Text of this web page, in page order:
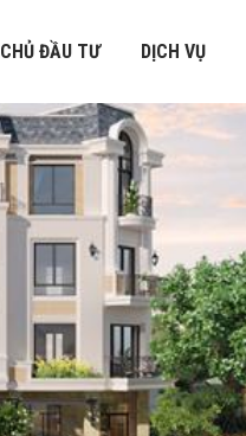
CHỦ ĐẦU TƯ DỊCH VỤ